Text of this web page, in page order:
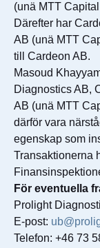
(unä MTT
Därefter har
AB (unä MTT
till Cardeon AB.
Masoud
Diagnostics AB,
AB (unä MTT
därför vara
egenskap som
Transaktionerna
För eventuella
Prolight
E-post:
Telefon: +46 73